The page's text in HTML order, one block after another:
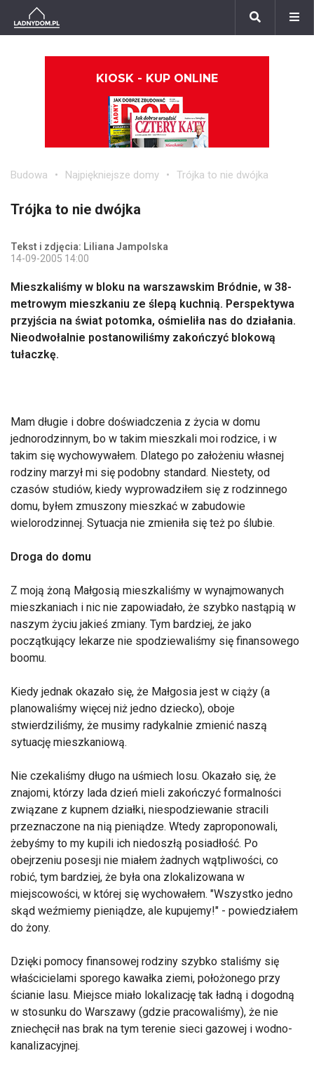
KIOSK - KUP ONLINE
Budowa Najpiękniejsze domy Trójka to nie dwójka
Trójka to nie dwójka
Tekst i zdjęcia: Liliana Jampolska
14-09-2005 14:00
Mieszkaliśmy w bloku na warszawskim Bródnie, w 38-
metrowym mieszkaniu ze ślepą kuchnią. Perspektywa
przyjścia na świat potomka, ośmieliła nas do działania.
Nieodwołalnie postanowiliśmy zakończyć blokową
tułaczkę.
Mam długie i dobre doświadczenia z życia w domu
jednorodzinnym, bo w takim mieszkali moi rodzice, i w
takim się wychowywałem. Dlatego po założeniu własnej
rodziny marzył mi się podobny standard. Niestety, od
czasów studiów, kiedy wyprowadziłem się z rodzinnego
domu, byłem zmuszony mieszkać w zabudowie
wielorodzinnej. Sytuacja nie zmieniła się też po ślubie.
Droga do domu
Z moją żoną Małgosią mieszkaliśmy w wynajmowanych
mieszkaniach i nic nie zapowiadało, że szybko nastąpią w
naszym życiu jakieś zmiany. Tym bardziej, że jako
początkujący lekarze nie spodziewaliśmy się finansowego
boomu.
Kiedy jednak okazało się, że Małgosia jest w ciąży (a
planowaliśmy więcej niż jedno dziecko), oboje
stwierdziliśmy, że musimy radykalnie zmienić naszą
sytuację mieszkaniową.
Nie czekaliśmy długo na uśmiech losu. Okazało się, że
znajomi, którzy lada dzień mieli zakończyć formalności
związane z kupnem działki, niespodziewanie stracili
przeznaczone na nią pieniądze. Wtedy zaproponowali,
żebyśmy to my kupili ich niedoszłą posiadłość. Po
obejrzeniu posesji nie miałem żadnych wątpliwości, co
robić, tym bardziej, że była ona zlokalizowana w
miejscowości, w której się wychowałem. "Wszystko jedno
skąd weźmiemy pieniądze, ale kupujemy!" - powiedziałem
do żony.
Dzięki pomocy finansowej rodziny szybko staliśmy się
właścicielami sporego kawałka ziemi, położonego przy
ścianie lasu. Miejsce miało lokalizację tak ładną i dogodną
w stosunku do Warszawy (gdzie pracowaliśmy), że nie
zniechęcił nas brak na tym terenie sieci gazowej i wodno-
kanalizacyjnej.